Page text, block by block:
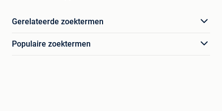
Gerelateerde zoektermen
Populaire zoektermen